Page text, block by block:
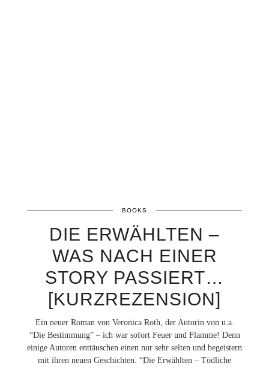
BOOKS
DIE ERWÄHLTEN –
WAS NACH EINER
STORY PASSIERT…
[KURZREZENSION]
Ein neuer Roman von Veronica Roth, der Autorin von u.a.
“Die Bestimmung” – ich war sofort Feuer und Flamme! Denn
einige Autoren enttäuschen einen nur sehr selten und begeistern
mit ihren neuen Geschichten. “Die Erwählten – Tödliche